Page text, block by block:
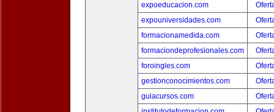
expoeducacion.com
expouniversidades.com
formacionamedida.com
formaciondeprofesionales.com
foroingles.com
gestionconocimientos.com
guiacursos.com